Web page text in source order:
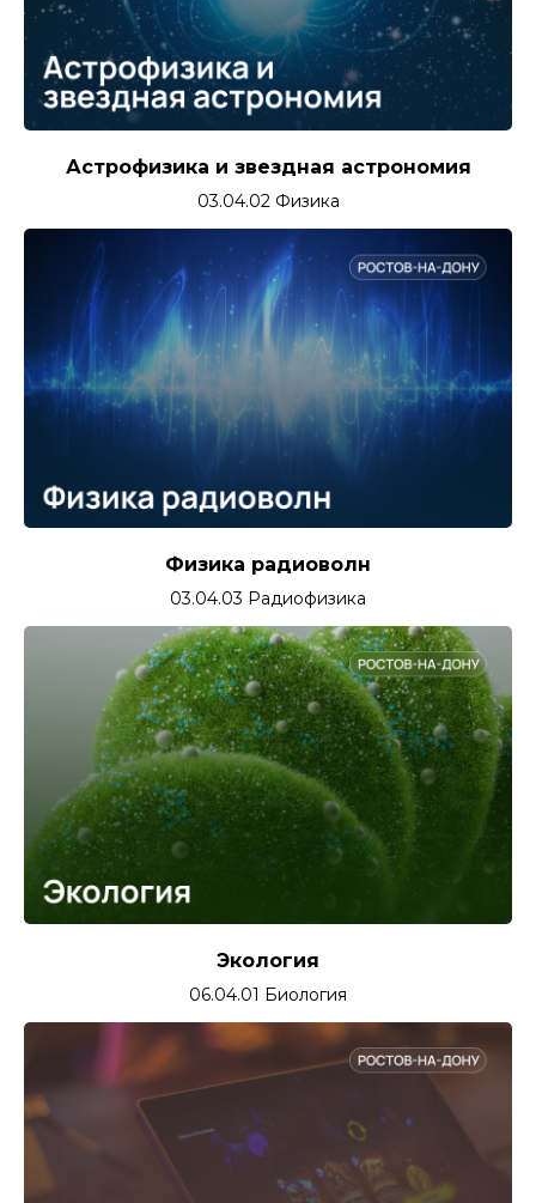
Астрофизика и звездная астрономия
03.04.02 Физика
Физика радиоволн
03.04.03 Радиофизика
Экология
06.04.01 Биология